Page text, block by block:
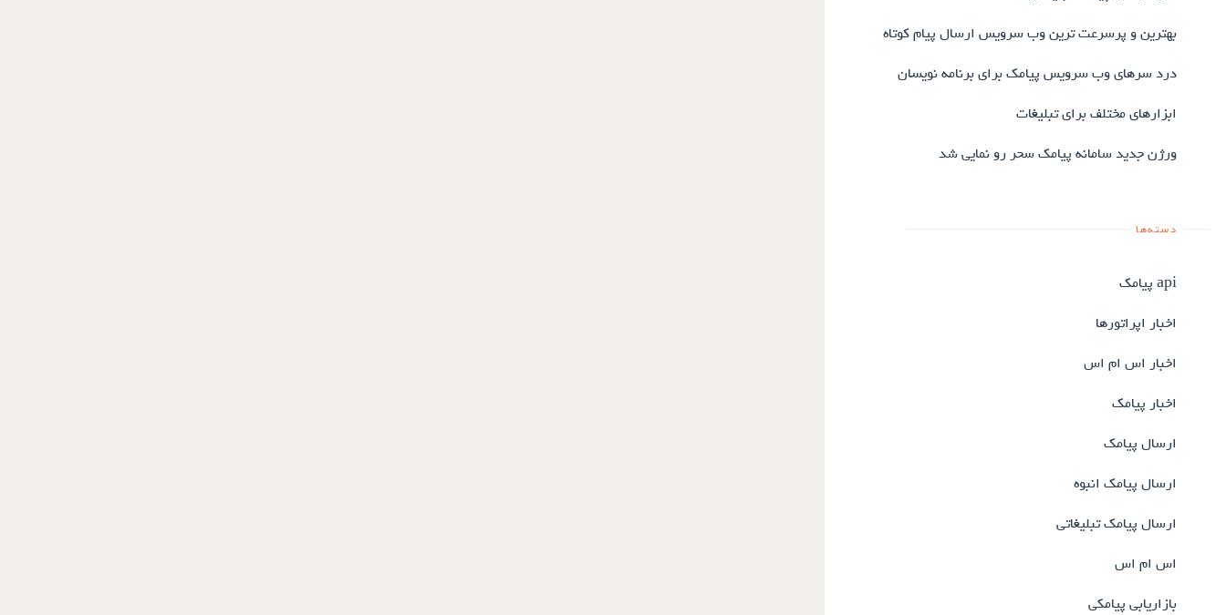
بهترین و پرسرعت ترین وب سرویس ارسال پیام کوتاه
درد سرهای وب سرویس پیامک برای برنامه نویسان
ابزارهای مختلف برای تبلیغات
ورژن جدید سامانه پیامک سحر رو نمایی شد
دسته‌ها
api پیامک
اخبار اپراتورها
اخبار اس ام اس
اخبار پیامک
ارسال پیامک
ارسال پیامک انبوه
ارسال پیامک تبلیغاتی
اس ام اس
بازاریابی پیامکی